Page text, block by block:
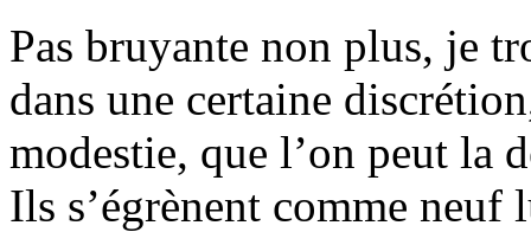
Pas bruyante non plus, je
dans une certaine
modestie, que l’on peut la
Ils s’égrènent comme